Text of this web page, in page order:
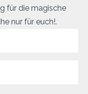
für die magische
nur für euch!.